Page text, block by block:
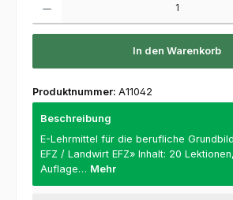
In den Warenkorb
Produktnummer: A11042
Beschreibung
E-Lehrmittel für die berufliche
EFZ / Landwirt EFZ» Inhalt: 20
Auflage… Mehr